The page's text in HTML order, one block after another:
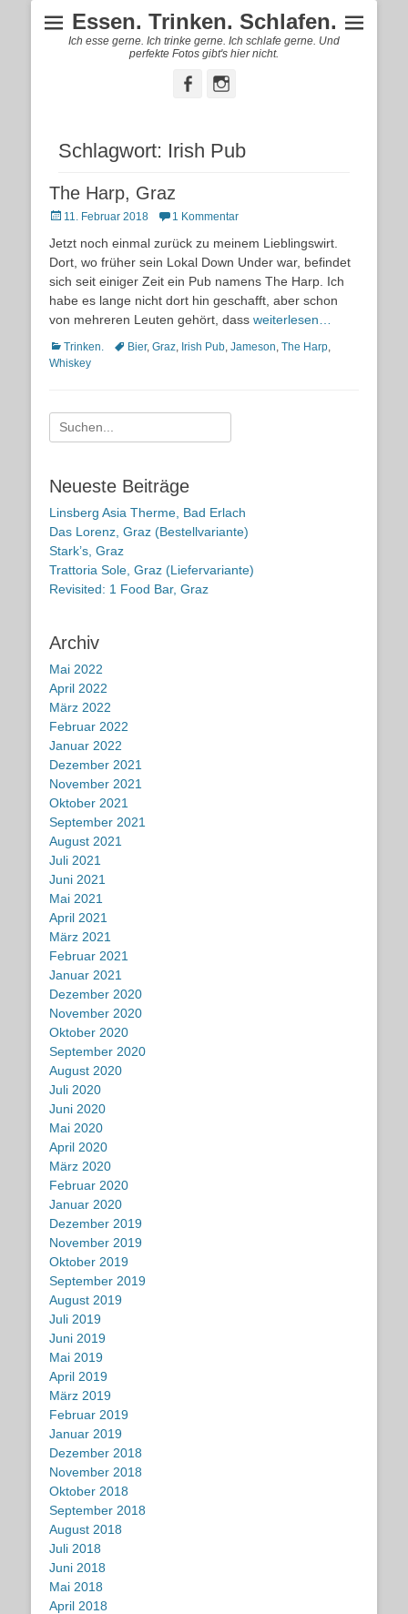
Essen. Trinken. Schlafen.
Ich esse gerne. Ich trinke gerne. Ich schlafe gerne. Und
perfekte Fotos gibt's hier nicht.
FacebookInstagram
Schlagwort: Irish Pub
The Harp, Graz
Posted
11. Februar 2018 1 Kommentar
Jetzt noch einmal zurück zu meinem Lieblingswirt.
Dort, wo früher sein Lokal Down Under war, befindet
sich seit einiger Zeit ein Pub namens The Harp. Ich
habe es lange nicht dort hin geschafft, aber schon
von mehreren Leuten gehört, dass weiterlesen…
Kategorien
Trinken. Schlagworte
Bier, Graz, Irish Pub, Jameson, The Harp,
Whiskey
Suche
nach:
Neueste Beiträge
Linsberg Asia Therme, Bad Erlach
Das Lorenz, Graz (Bestellvariante)
Stark’s, Graz
Trattoria Sole, Graz (Liefervariante)
Revisited: 1 Food Bar, Graz
Archiv
Mai 2022
April 2022
März 2022
Februar 2022
Januar 2022
Dezember 2021
November 2021
Oktober 2021
September 2021
August 2021
Juli 2021
Juni 2021
Mai 2021
April 2021
März 2021
Februar 2021
Januar 2021
Dezember 2020
November 2020
Oktober 2020
September 2020
August 2020
Juli 2020
Juni 2020
Mai 2020
April 2020
März 2020
Februar 2020
Januar 2020
Dezember 2019
November 2019
Oktober 2019
September 2019
August 2019
Juli 2019
Juni 2019
Mai 2019
April 2019
März 2019
Februar 2019
Januar 2019
Dezember 2018
November 2018
Oktober 2018
September 2018
August 2018
Juli 2018
Juni 2018
Mai 2018
April 2018